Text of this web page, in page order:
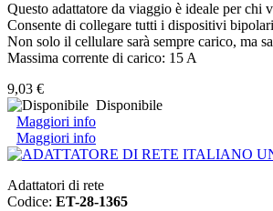
Questo adattatore da viaggio è ideale per chi
Consente di collegare tutti i dispositivi
Non solo il cellulare sarà sempre carico, ma
Massima corrente di carico: 15 A
9,03 €
Disponibile
Maggiori info
Maggiori info
Adattatori di rete
Codice: ET-28-1365